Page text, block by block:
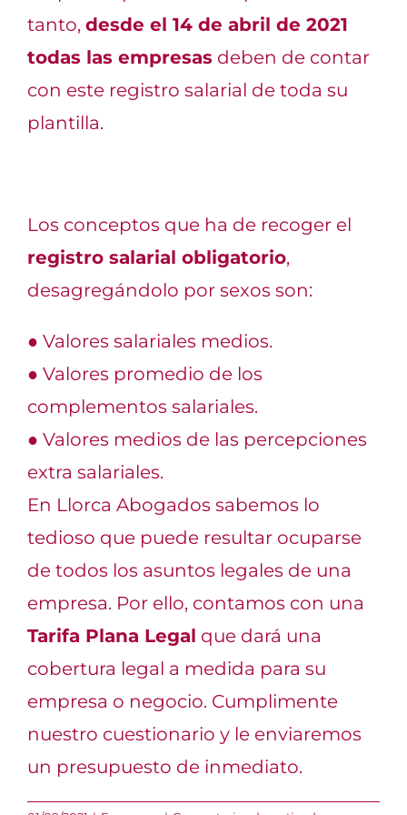
tanto, desde el 14 de abril de 2021
todas las empresas deben de contar
con este registro salarial de toda su
plantilla.
Los conceptos que ha de recoger el
registro salarial obligatorio,
desagregándolo por sexos son:
● Valores salariales medios.
● Valores promedio de los
complementos salariales.
● Valores medios de las percepciones
extra salariales.
En Llorca Abogados sabemos lo
tedioso que puede resultar ocuparse
de todos los asuntos legales de una
empresa. Por ello, contamos con una
Tarifa Plana Legal que dará una
cobertura legal a medida para su
empresa o negocio. Cumplimente
nuestro cuestionario y le enviaremos
un presupuesto de inmediato.